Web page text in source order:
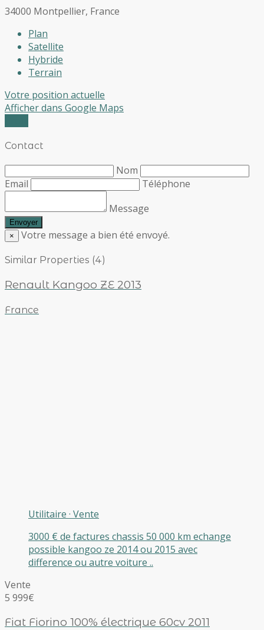
34000 Montpellier, France
Plan
Satellite
Hybride
Terrain
Votre position actuelle
Afficher dans Google Maps
Contact
Nom
Email
Téléphone
Message
× Votre message a bien été envoyé.
Similar Properties (4)
Renault Kangoo ZE 2013
France
Utilitaire · Vente
3000 € de factures chassis 50 000 km echange
possible kangoo ze 2014 ou 2015 avec
difference ou autre voiture ..
Vente
5 999€
Fiat Fiorino 100% électrique 60cv 2011